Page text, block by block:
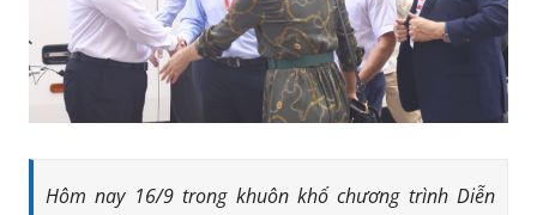
Hôm nay 16/9 trong khuôn khổ chương trình Diễn